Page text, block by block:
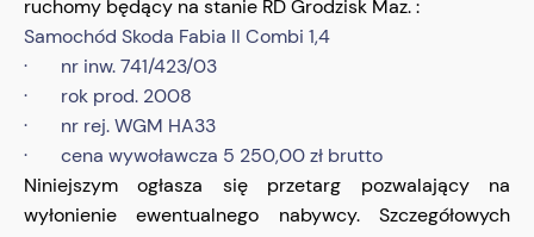
ruchomy będący na stanie RD Grodzisk Maz. :
Samochód Skoda Fabia II Combi 1,4
· nr inw. 741/423/03
· rok prod. 2008
· nr rej. WGM HA33
· cena wywoławcza 5 250,00 zł brutto
Niniejszym ogłasza się przetarg pozwalający na
wyłonienie ewentualnego nabywcy. Szczegółowych